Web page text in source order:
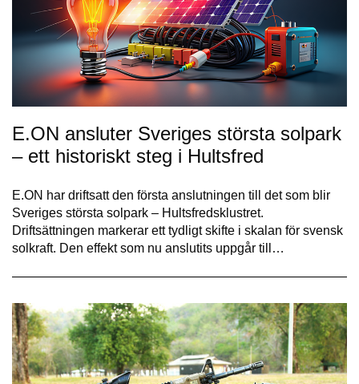
E.ON ansluter Sveriges största solpark
– ett historiskt steg i Hultsfred
E.ON har driftsatt den första anslutningen till det som blir
Sveriges största solpark – Hultsfredsklustret.
Driftsättningen markerar ett tydligt skifte i skalan för svensk
solkraft. Den effekt som nu anslutits uppgår till…